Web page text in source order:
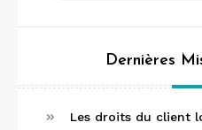
Dernières
Les droits du client